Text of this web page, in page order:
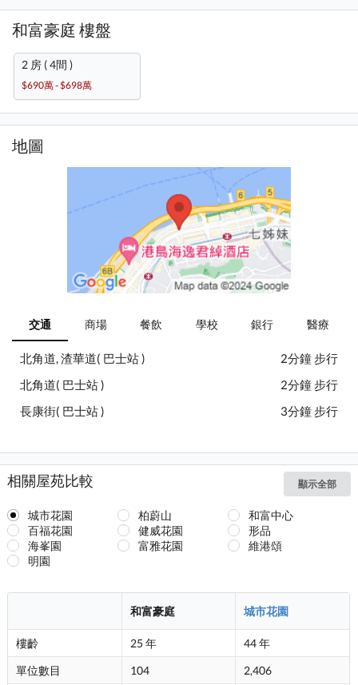
和富豪庭 樓盤
2 房 ( 4間 )
$690萬 - $698萬
地圖
交通 商場 餐飲 學校 銀行 醫療
北角道, 渣華道( 巴士站 )
2分鐘 步行
北角道( 巴士站 )
2分鐘 步行
長康街( 巴士站 )
3分鐘 步行
相關屋苑比較 顯示全部
城市花園 柏蔚山
和富中心
百福花園
健威花園
形品
海峯園
富雅花園
維港頌
明園
和富豪庭 城市花園
樓齡 25 年
44 年
單位數目
104
2,406